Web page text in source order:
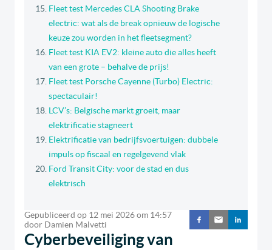
Fleet test Mercedes CLA Shooting Brake
electric: wat als de break opnieuw de logische
keuze zou worden in het fleetsegment?
Fleet test KIA EV2: kleine auto die alles heeft
van een grote – behalve de prijs!
Fleet test Porsche Cayenne (Turbo) Electric:
spectaculair!
LCV’s: Belgische markt groeit, maar
elektrificatie stagneert
Elektrificatie van bedrijfsvoertuigen: dubbele
impuls op fiscaal en regelgevend vlak
Ford Transit City: voor de stad en dus
elektrisch
Gepubliceerd op 12 mei 2026om 14:57
door Damien Malvetti
Cyberbeveiliging van